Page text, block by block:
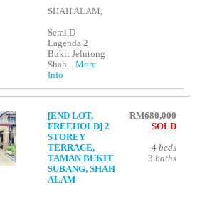
SHAH ALAM,
Semi D
Lagenda 2
Bukit Jelutong
Shah...More
Info
[END LOT,
FREEHOLD] 2
STOREY
TERRACE,
TAMAN BUKIT
SUBANG, SHAH
ALAM
RM680,000
SOLD
4 beds
3 baths